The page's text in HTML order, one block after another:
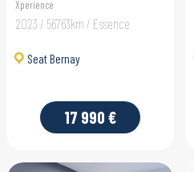
Xperience
2023 / 56763km / Essence
Seat Bernay
17 990 €